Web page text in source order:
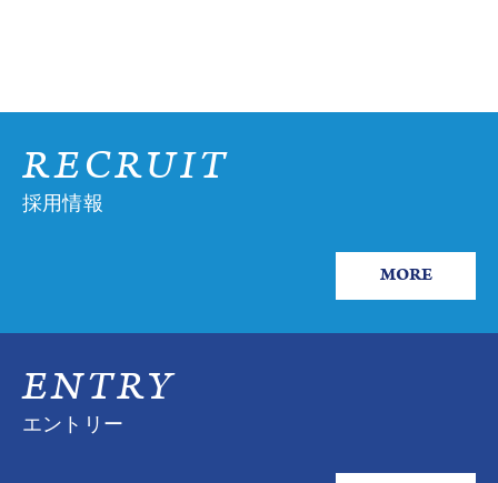
RECRUIT
採用情報
MORE
ENTRY
エントリー